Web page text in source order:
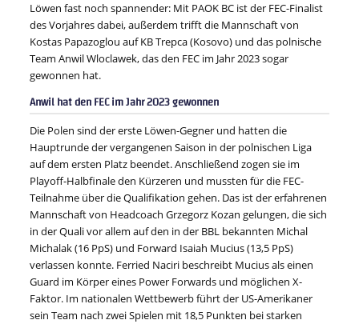
Löwen fast noch spannender: Mit PAOK BC ist der FEC-Finalist
des Vorjahres dabei, außerdem trifft die Mannschaft von
Kostas Papazoglou auf KB Trepca (Kosovo) und das polnische
Team Anwil Wloclawek, das den FEC im Jahr 2023 sogar
gewonnen hat.
Anwil hat den FEC im Jahr 2023 gewonnen
Die Polen sind der erste Löwen-Gegner und hatten die
Hauptrunde der vergangenen Saison in der polnischen Liga
auf dem ersten Platz beendet. Anschließend zogen sie im
Playoff-Halbfinale den Kürzeren und mussten für die FEC-
Teilnahme über die Qualifikation gehen. Das ist der erfahrenen
Mannschaft von Headcoach Grzegorz Kozan gelungen, die sich
in der Quali vor allem auf den in der BBL bekannten Michal
Michalak (16 PpS) und Forward Isaiah Mucius (13,5 PpS)
verlassen konnte. Ferried Naciri beschreibt Mucius als einen
Guard im Körper eines Power Forwards und möglichen X-
Faktor. Im nationalen Wettbewerb führt der US-Amerikaner
sein Team nach zwei Spielen mit 18,5 Punkten bei starken